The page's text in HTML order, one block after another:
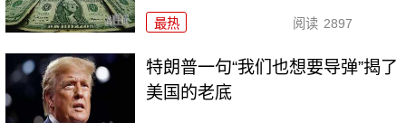
最热 阅读 2897
特朗普一句“我们也想要导弹”揭了
美国的老底